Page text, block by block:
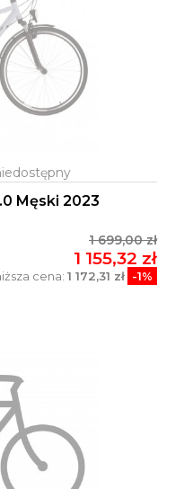
Męski 2023
1 699,00 zł
1 155,32 zł
cena: 1 172,31 zł -1%